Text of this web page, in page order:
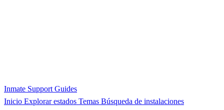
Inmate Support Guides
Inicio Explorar estados Temas Búsqueda de instalaciones